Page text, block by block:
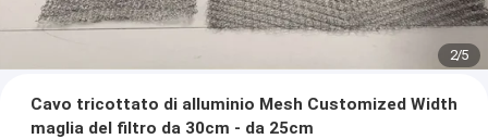
2/5
Cavo tricottato di alluminio Mesh Customized Width
maglia del filtro da 30cm - da 25cm